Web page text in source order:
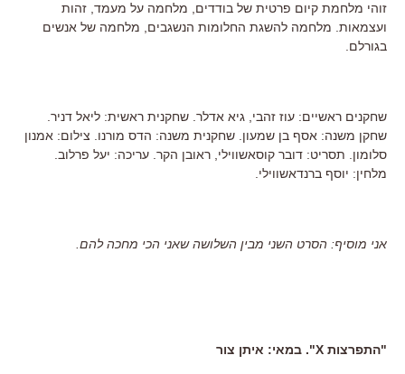
זוהי מלחמת קיום פרטית של בודדים, מלחמה על מעמד, זהות
ועצמאות. מלחמה להשגת החלומות הנשגבים, מלחמה של אנשים
בגורלם.
שחקנים ראשיים: עוז זהבי, גיא אדלר. שחקנית ראשית: ליאל דניר.
שחקן משנה: אסף בן שמעון. שחקנית משנה: הדס מורנו. צילום: אמנון
סלומון. תסריט: דובר קוסאשווילי, ראובן הקר. עריכה: יעל פרלוב.
מלחין: יוסף ברנדאשווילי.
אני מוסיף: הסרט השני מבין השלושה שאני הכי מחכה להם.
"התפרצות X". במאי: איתן צור